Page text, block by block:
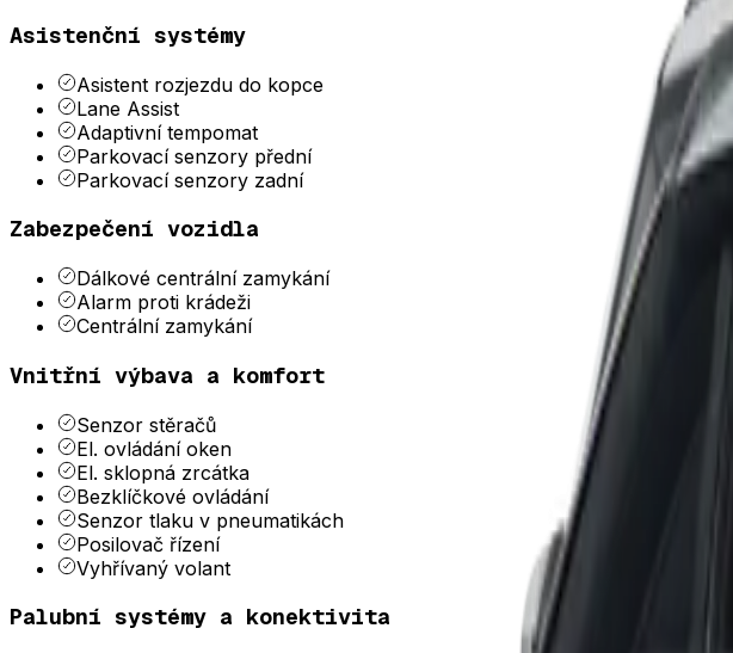
Asistenční systémy
Asistent rozjezdu do kopce
Lane Assist
Adaptivní tempomat
Parkovací senzory přední
Parkovací senzory zadní
Zabezpečení vozidla
Dálkové centrální zamykání
Alarm proti krádeži
Centrální zamykání
Vnitřní výbava a komfort
Senzor stěračů
El. ovládání oken
El. sklopná zrcátka
Bezklíčkové ovládání
Senzor tlaku v pneumatikách
Posilovač řízení
Vyhřívaný volant
Palubní systémy a konektivita